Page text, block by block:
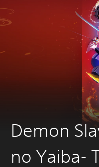
Demon
no Yaiba-